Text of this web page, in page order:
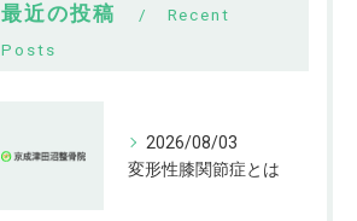
最近の投稿
Recent
Posts
2026/08/03
変形性膝関節症とは